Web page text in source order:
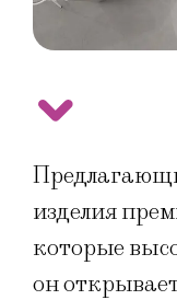
изделия
которые
он